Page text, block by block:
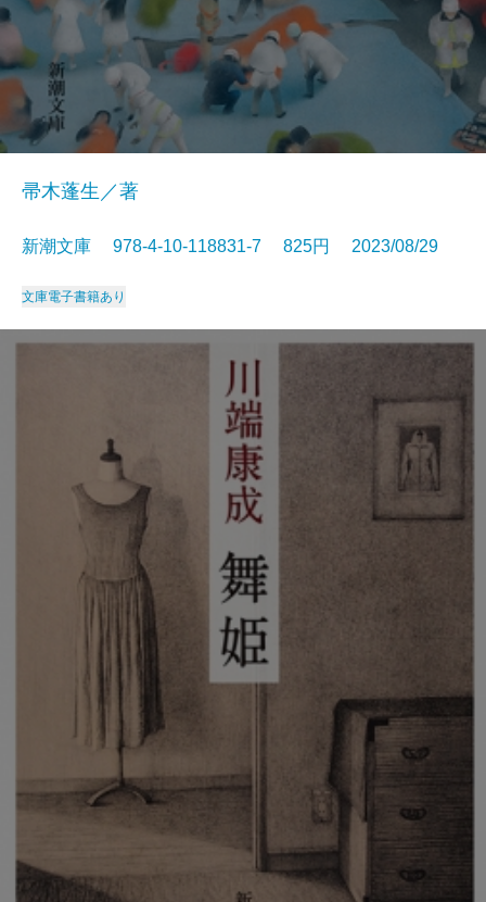
帚木蓬生／著
新潮文庫 978-4-10-118831-7 825円 2023/08/29
文庫電子書籍あり